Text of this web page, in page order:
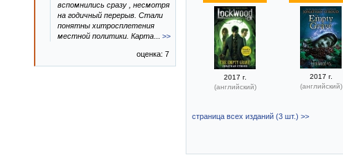
2017 г.
(английский)
2017 г.
(английский)
страница всех изданий (3 шт.) >>
вспомнились сразу , несмотря
на годичный перерыв. Стали
понятны хитросплетения
местной политики. Карта
>>
оценка: 7